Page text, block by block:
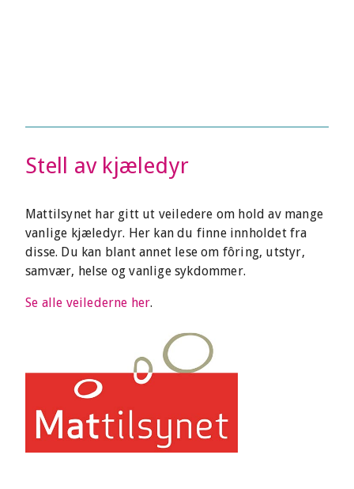
Stell av kjæledyr
Mattilsynet har gitt ut veiledere om hold av mange
vanlige kjæledyr. Her kan du finne innholdet fra
disse. Du kan blant annet lese om fôring, utstyr,
samvær, helse og vanlige sykdommer.
Se alle veilederne her.